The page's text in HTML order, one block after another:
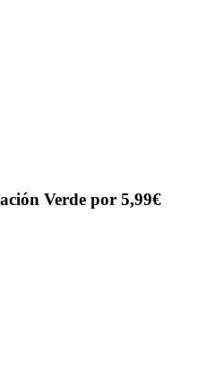
Verde por 5,99€